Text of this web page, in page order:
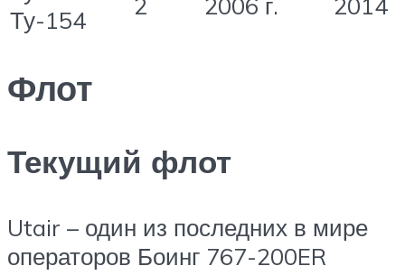
Ту-154
Флот
Текущий флот
Utair – один из последних в мире
операторов Боинг 767-200ER